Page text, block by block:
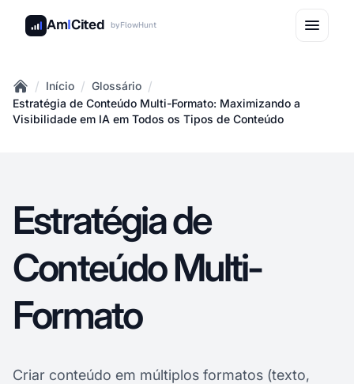
AmICited byFlowHunt
Home
/ Início / Glossário /
Estratégia de Conteúdo Multi-Formato: Maximizando a
Visibilidade em IA em Todos os Tipos de Conteúdo
Estratégia de
Conteúdo Multi-
Formato
Criar conteúdo em múltiplos formatos (texto,